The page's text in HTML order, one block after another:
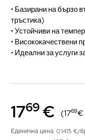
• Базирани на бързо
тръстика)
• Устойчиви на
• Висококачествени
• Идеални за услуги
1769 € (1769€
Единична цена: 0.1415 €/